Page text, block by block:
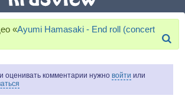
«Ayumi Hamasaki - End roll (concert
оценивать комментарии нужно войти или